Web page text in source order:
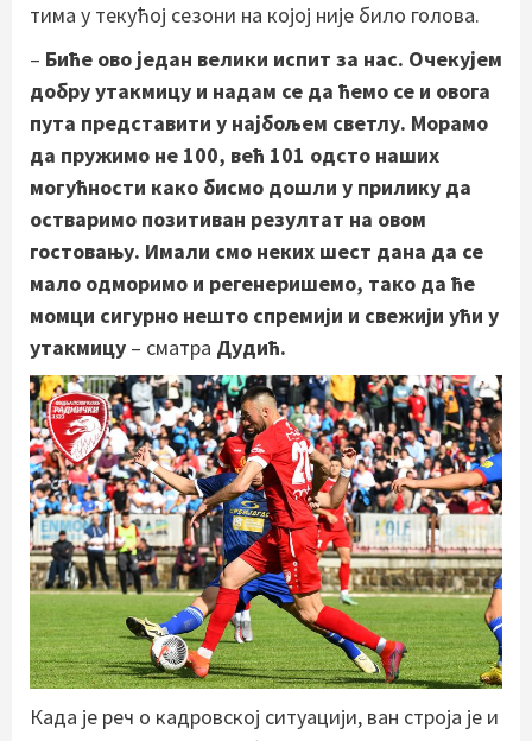
тима у текућој сезони на којој није било голова.
– Биће ово један велики испит за нас. Очекујем
добру утакмицу и надам се да ћемо се и овога
пута представити у најбољем светлу. Морамо
да пружимо не 100, већ 101 одсто наших
могућности како бисмо дошли у прилику да
остваримо позитиван резултат на овом
гостовању. Имали смо неких шест дана да се
мало одморимо и регенеришемо, тако да ће
момци сигурно нешто спремији и свежији ући у
утакмицу – сматра Дудић.
Када је реч о кадровској ситуацији, ван строја је и